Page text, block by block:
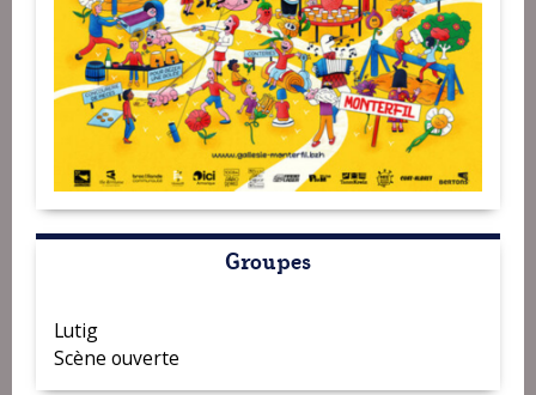
Groupes
Lutig
Scène ouverte